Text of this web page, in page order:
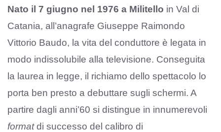
Nato il 7 giugno nel 1976 a Militello in Val di
Catania, all’anagrafe Giuseppe Raimondo
Vittorio Baudo, la vita del conduttore è legata in
modo indissolubile alla televisione. Conseguita
la laurea in legge, il richiamo dello spettacolo lo
porta ben presto a debuttare sugli schermi. A
partire dagli anni’60 si distingue in innumerevoli
formatdi successo del calibro di